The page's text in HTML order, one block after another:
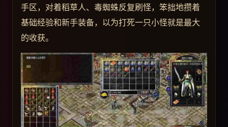
手区，对着稻草人、毒蜘蛛反复刷怪，笨拙地攒着
基础经验和新手装备，以为打死一只小怪就是最大
的收获。